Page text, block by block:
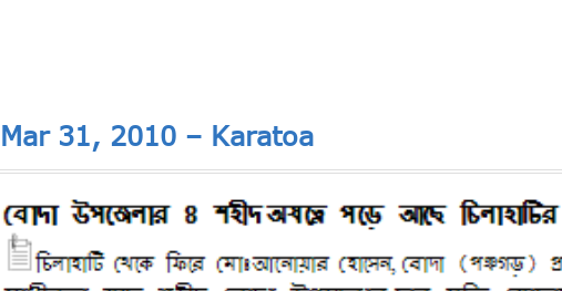
Mar 31, 2010 – Karatoa